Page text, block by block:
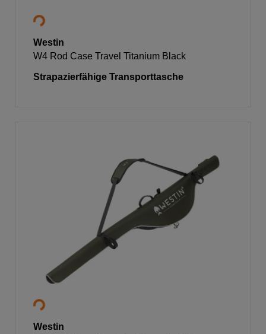
Westin
W4 Rod Case Travel Titanium Black
Strapazierfähige Transporttasche
Westin